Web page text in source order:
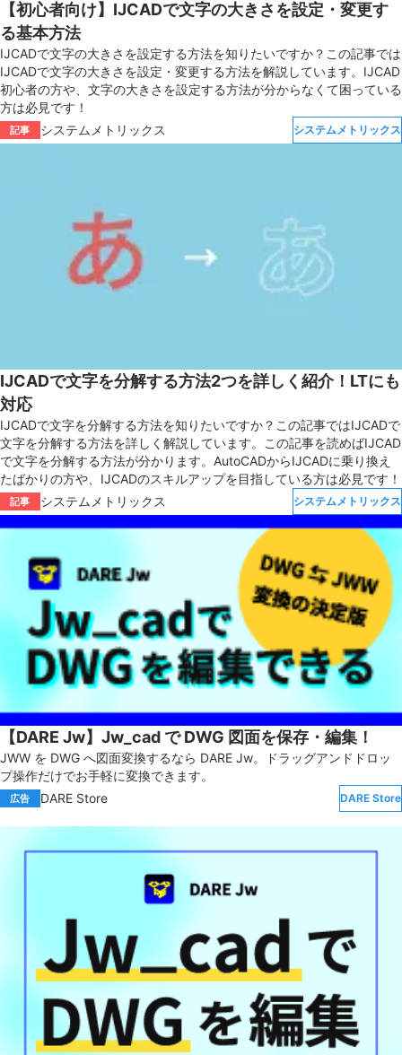
【初心者向け】IJCADで文字の大きさを設定・変更す
る基本方法
IJCADで文字の大きさを設定する方法を知りたいですか？この記事では
IJCADで文字の大きさを設定・変更する方法を解説しています。IJCAD
初心者の方や、文字の大きさを設定する方法が分からなくて困っている
方は必見です！
記事 システムメトリックス システムメトリックス
IJCADで文字を分解する方法2つを詳しく紹介！LTにも
対応
IJCADで文字を分解する方法を知りたいですか？この記事ではIJCADで
文字を分解する方法を詳しく解説しています。この記事を読めばIJCAD
で文字を分解する方法が分かります。AutoCADからIJCADに乗り換え
たばかりの方や、IJCADのスキルアップを目指している方は必見です！
記事 システムメトリックス システムメトリックス
【DARE Jw】Jw_cad で DWG 図面を保存・編集！
JWW を DWG へ図面変換するなら DARE Jw。ドラッグアンドドロッ
プ操作だけでお手軽に変換できます。
広告 DARE Store DARE Store